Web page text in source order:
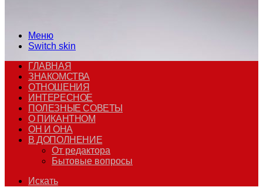
Меню
Switch skin
ГЛАВНАЯ
ЗНАКОМСТВА
ОТНОШЕНИЯ
ИНТЕРЕСНОЕ
ПОЛЕЗНЫЕ СОВЕТЫ
О ПИКАНТНОМ
ОН И ОНА
В ДОПОЛНЕНИЕ
От редактора
Бытовые вопросы
Искать